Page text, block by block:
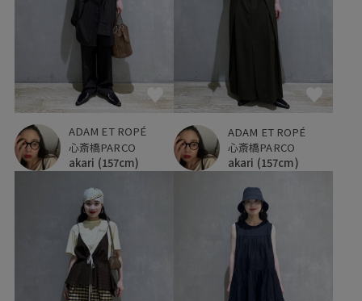
ADAM ET ROPÉ
心斎橋PARCO
akari (157cm)
ADAM ET ROPÉ
心斎橋PARCO
akari (157cm)